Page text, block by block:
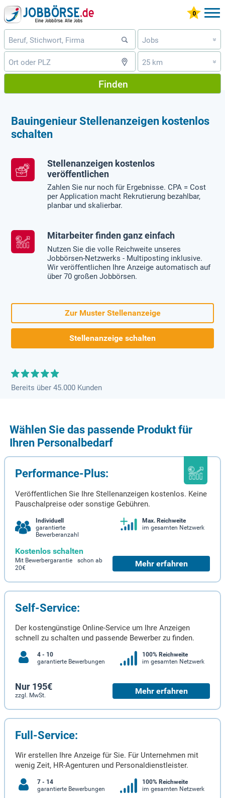
Jobs »
25 km »
Finden
Bauingenieur Stellenanzeigen kostenlos
schalten
Stellenanzeigen kostenlos
veröffentlichen
Zahlen Sie nur noch für Ergebnisse. CPA = Cost
per Application macht Rekrutierung bezahlbar,
planbar und skalierbar.
Mitarbeiter finden ganz einfach
Nutzen Sie die volle Reichweite unseres
Jobbörsen-Netzwerks - Multiposting inklusive.
Wir veröffentlichen Ihre Anzeige automatisch auf
über 70 großen Jobbörsen.
Zur Muster Stellenanzeige
Stellenanzeige schalten
Bereits über 45.000 Kunden
Wählen Sie das passende Produkt für
Ihren Personalbedarf
Performance-Plus:
Veröffentlichen Sie Ihre Stellenanzeigen kostenlos. Keine
Pauschalpreise oder sonstige Gebühren.
Individuell
garantierte
Bewerberanzahl
Max. Reichweite
im gesamten Netzwerk
Kostenlos schalten
Mit Bewerbergarantie schon ab
20€
Mehr erfahren
Self-Service:
Der kostengünstige Online-Service um Ihre Anzeigen
schnell zu schalten und passende Bewerber zu finden.
4 - 10
garantierte Bewerbungen
100% Reichweite
im gesamten Netzwerk
Nur 195€
zzgl. MwSt. Mehr erfahren
Full-Service:
Wir erstellen Ihre Anzeige für Sie. Für Unternehmen mit
wenig Zeit, HR-Agenturen und Personaldienstleister.
7 - 14
garantierte Bewerbungen
100% Reichweite
im gesamten Netzwerk